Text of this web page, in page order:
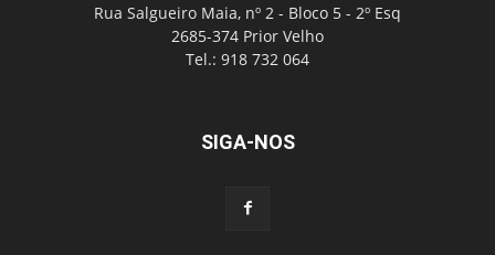
Rua Salgueiro Maia, nº 2 - Bloco 5 - 2º Esq
2685-374 Prior Velho
Tel.: 918 732 064
SIGA-NOS